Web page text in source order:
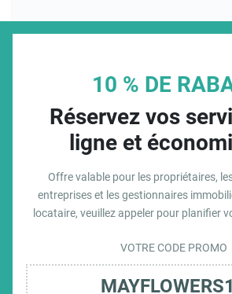
10 % DE
Réservez vos
ligne et
Offre valable pour les propriétaires,
entreprises et les gestionnaires
locataire, veuillez appeler pour planifier
VOTRE CODE PROMO